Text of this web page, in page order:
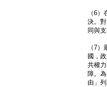
（6
決。
同與
（7
國，
共權
障。
由」